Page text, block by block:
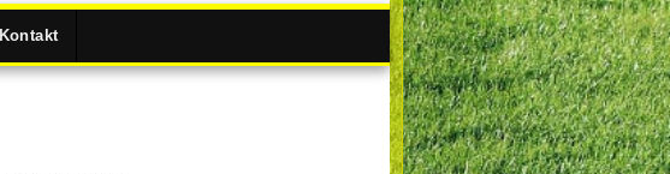
Kontakt